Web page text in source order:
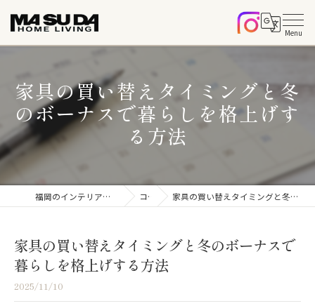
家具の買い替えタイミングと冬
のボーナスで暮らしを格上げす
る方法
福岡のインテリアならマスダホームリビング コラム 家具の買い替えタイミングと冬のボーナスで暮らしを格上げする方法
家具の買い替えタイミングと冬のボーナスで
暮らしを格上げする方法
2025/11/10